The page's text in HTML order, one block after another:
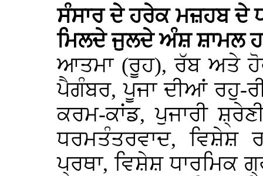
ਸੰਸਾਰ ਦੇ ਹਰੇਕ ਮਜ਼ਹਬ ਦੇ
ਮਿਲਦੇ ਜੁਲਦੇ ਅੰਸ਼ ਸ਼ਾਮਲ
ਆਤਮਾ (ਰੂਹ), ਰੱਬ ਅਤੇ
ਪੈਗੰਬਰ, ਪੂਜਾ ਦੀਆਂ ਰਹੁ-
ਕਰਮ-ਕਾਂਡ, ਪੁਜਾਰੀ
ਧਰਮਤੰਤਰਵਾਦ, ਵਿਸ਼ੇਸ਼
ਪ੍ਰਥਾ, ਵਿਸ਼ੇਸ਼ ਧਾਰਮਿਕ